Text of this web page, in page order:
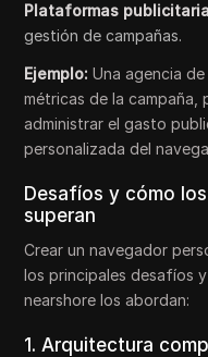
Plataformas
gestión de campañas.
Ejemplo: Una agencia
métricas de la campaña,
administrar el gasto
personalizada del
Desafíos y cómo
superan
Crear un navegador
los principales desafíos
nearshore los abordan:
1. Arquitectura